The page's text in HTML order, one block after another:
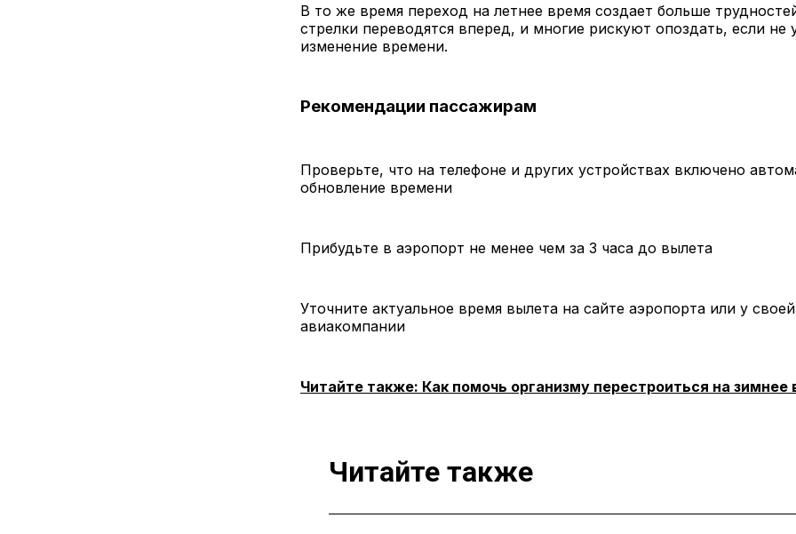
В то же время переход на летнее время создает больше
стрелки переводятся вперед, и многие рискуют опоздать, если не
изменение времени.
Рекомендации пассажирам
Проверьте, что на телефоне и других устройствах включено
обновление времени
Прибудьте в аэропорт не менее чем за 3 часа до вылета
Уточните актуальное время вылета на сайте аэропорта или у своей
авиакомпании
Читайте также: Как помочь организму перестроиться на зимнее
Читайте также